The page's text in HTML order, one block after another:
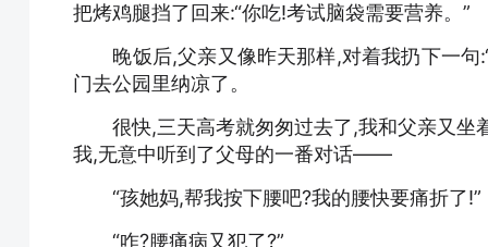
把烤鸡腿挡了回来:“你吃!考试脑袋需要营养。”
晚饭后,父亲又像昨天那样,对着我扔下一句
门去公园里纳凉了。
很快,三天高考就匆匆过去了,我和父亲又坐
我,无意中听到了父母的一番对话——
“孩她妈,帮我按下腰吧?我的腰快要痛折了!”
“咋?腰痛病又犯了?”